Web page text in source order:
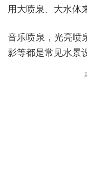
用大喷泉、大水体
音乐喷泉，光亮喷
影等都是常见水景